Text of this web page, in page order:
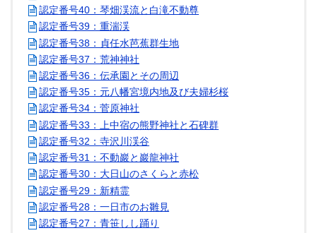
認定番号40：琴畑渓流と白滝不動尊
認定番号39：重湍渓
認定番号38：貞任水芭蕉群生地
認定番号37：荒神神社
認定番号36：伝承園とその周辺
認定番号35：元八幡宮境内地及び夫婦杉桜
認定番号34：菅原神社
認定番号33：上中宿の熊野神社と石碑群
認定番号32：寺沢川渓谷
認定番号31：不動巖と巖龍神社
認定番号30：大日山のさくらと赤松
認定番号29：新精霊
認定番号28：一日市のお雛見
認定番号27：青笹しし踊り